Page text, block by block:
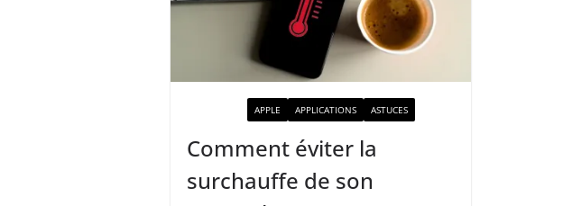
APPLE APPLICATIONS ASTUCES
Comment éviter la
surchauffe de son